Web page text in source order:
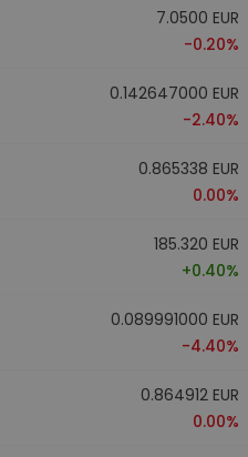
7.0500 EUR
-0.20%
0.142647000 EUR
-2.40%
0.865338 EUR
0.00%
185.320 EUR
+0.40%
0.089991000 EUR
-4.40%
0.864912 EUR
0.00%